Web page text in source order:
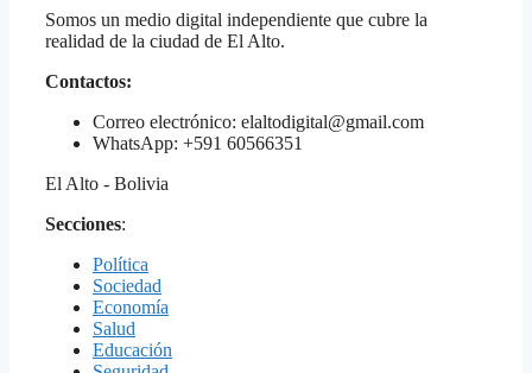
Somos un medio digital independiente que cubre la
realidad de la ciudad de El Alto.
Contactos:
Correo electrónico: elaltodigital@gmail.com
WhatsApp: +591 60566351
El Alto - Bolivia
Secciones:
Política
Sociedad
Economía
Salud
Educación